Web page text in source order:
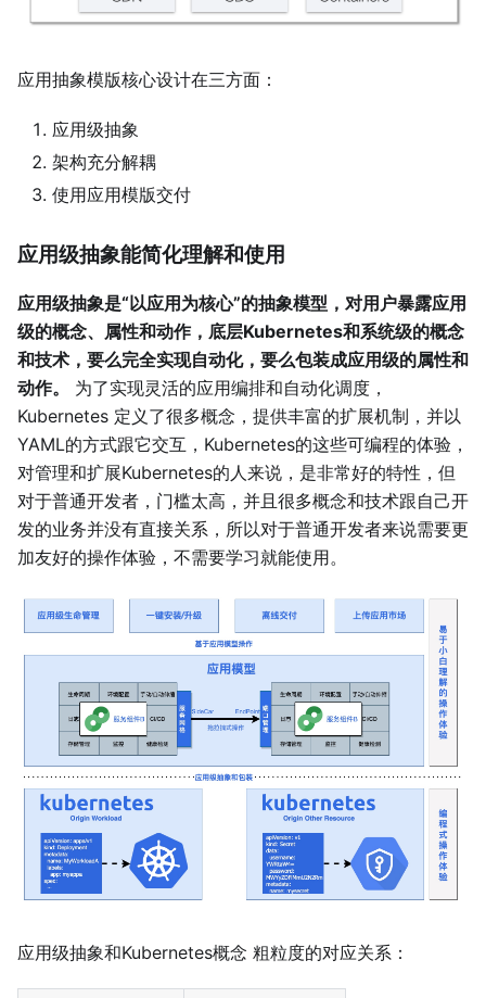
应用抽象模版核心设计在三方面：
应用级抽象
架构充分解耦
使用应用模版交付
应用级抽象能简化理解和使用
应用级抽象是“以应用为核心”的抽象模型，对用户暴露应用
级的概念、属性和动作，底层Kubernetes和系统级的概念
和技术，要么完全实现自动化，要么包装成应用级的属性和
动作。
为了实现灵活的应用编排和自动化调度，
Kubernetes 定义了很多概念，提供丰富的扩展机制，并以
YAML的方式跟它交互，Kubernetes的这些可编程的体验，
对管理和扩展Kubernetes的人来说，是非常好的特性，但
对于普通开发者，门槛太高，并且很多概念和技术跟自己开
发的业务并没有直接关系，所以对于普通开发者来说需要更
加友好的操作体验，不需要学习就能使用。
应用级抽象和Kubernetes概念 粗粒度的对应关系：